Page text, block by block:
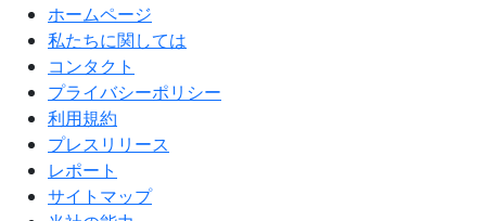
ホームページ
私たちに関しては
コンタクト
プライバシーポリシー
利用規約
プレスリリース
レポート
サイトマップ